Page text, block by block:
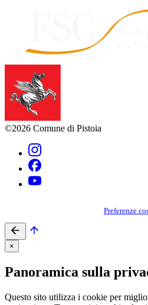
©2026 Comune di Pistoia
Preferenze
×
Panoramica sulla
Questo sito utilizza i cookie per